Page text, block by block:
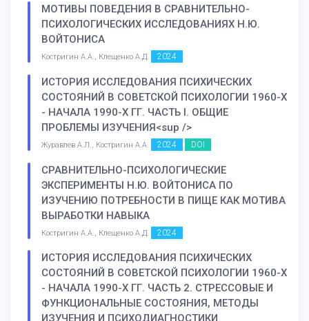
МОТИВЫ ПОВЕДЕНИЯ В СРАВНИТЕЛЬНО-
ПСИХОЛОГИЧЕСКИХ ИССЛЕДОВАНИЯХ Н.Ю.
ВОЙТОНИСА
Костригин А.А., Клещенко А.Д. 2024
ИСТОРИЯ ИССЛЕДОВАНИЯ ПСИХИЧЕСКИХ
СОСТОЯНИЙ В СОВЕТСКОЙ ПСИХОЛОГИИ 1960-Х
- НАЧАЛА 1990-Х ГГ. ЧАСТЬ I. ОБЩИЕ
ПРОБЛЕМЫ ИЗУЧЕНИЯ<sup />
Журавлев А.Л., Костригин А.А. 2024 DOI
СРАВНИТЕЛЬНО-ПСИХОЛОГИЧЕСКИЕ
ЭКСПЕРИМЕНТЫ Н.Ю. ВОЙТОНИСА ПО
ИЗУЧЕНИЮ ПОТРЕБНОСТИ В ПИЩЕ КАК МОТИВА
ВЫРАБОТКИ НАВЫКА
Костригин А.А., Клещенко А.Д. 2024
ИСТОРИЯ ИССЛЕДОВАНИЯ ПСИХИЧЕСКИХ
СОСТОЯНИЙ В СОВЕТСКОЙ ПСИХОЛОГИИ 1960-Х
- НАЧАЛА 1990-Х ГГ. ЧАСТЬ 2. СТРЕССОВЫЕ И
ФУНКЦИОНАЛЬНЫЕ СОСТОЯНИЯ, МЕТОДЫ
ИЗУЧЕНИЯ И ПСИХОДИАГНОСТИКИ